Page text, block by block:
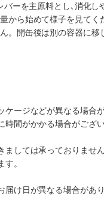
ーを主原料とし､消化
から始めて様子を見て
開缶後は別の容器に移
ージなどが異なる場合が
間がかかる場合がござい
しては承っておりません
。
け日が異なる場合があり